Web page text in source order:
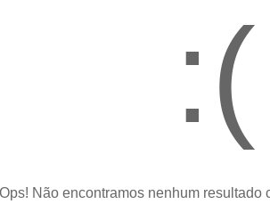
:(
Ops! Não encontramos nenhum resultado